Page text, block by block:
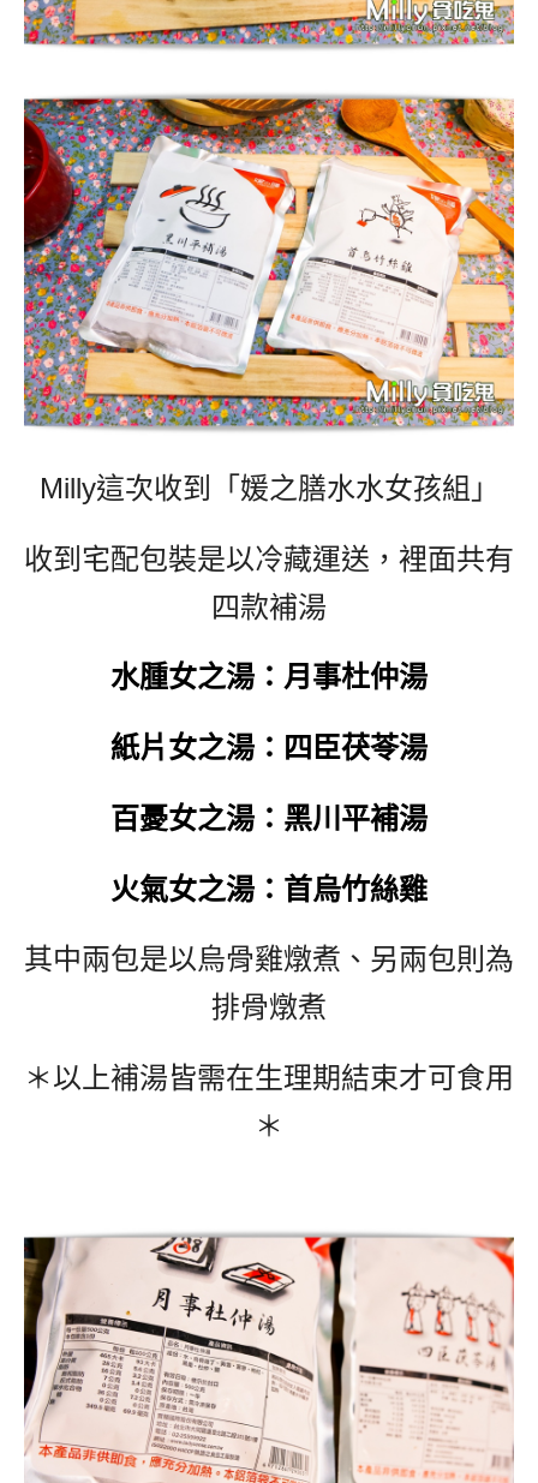
Milly這次收到「媛之膳水水女孩組」
收到宅配包裝是以冷藏運送， 裡面共有
四款補湯
水腫女之湯：月事杜仲湯
紙片女之湯：四臣茯苓湯
百憂女之湯：黑川平補湯
火氣女之湯：首烏竹絲雞
其中兩包是以烏骨雞燉煮、另兩包則為
排骨燉煮
＊以上補湯皆需在生理期結束才可食用
＊